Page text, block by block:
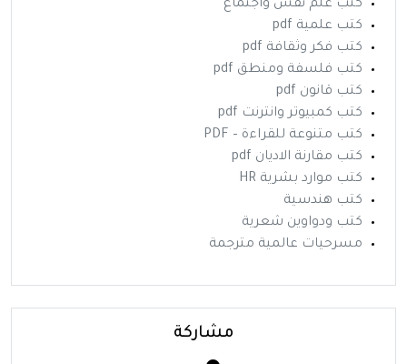
كتب علم نفس واجتماع
كتب علمية pdf
كتب فكر وثقافة pdf
كتب فلسفة ومنطق pdf
كتب قانون pdf
كتب كمبيوتر وانترنت pdf
كتب متنوعة للقراءة – PDF
كتب مقارنة الاديان pdf
كتب موارد بشرية HR
كتب هندسية
كتب ودواوين شعرية
مسرحيات عالمية مترجمة
مشاركة